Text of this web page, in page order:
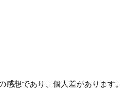
感想であり、個人差があります。